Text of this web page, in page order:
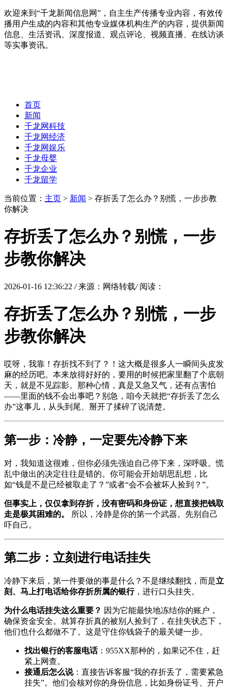
欢迎来到“千龙新闻信息网”，自主生产传播专业内容，有效传
播用户生成的内容和其他专业媒体机构生产的内容，提供新闻
信息、生活资讯、深度报道、观点评论、视频直播、在线访谈
等实事资讯。
首页
新闻
千龙网科技
千龙网经济
千龙网娱乐
千龙母婴
千龙企业
千龙留学
当前位置： 主页 > 新闻 > 存折丢了怎么办？别慌，一步步教
你解决
存折丢了怎么办？别慌，一步
步教你解决
2026-01-16 12:36:22 / 来源：网络转载/ 阅读：
存折丢了怎么办？别慌，一步
步教你解决
哎呀，我靠！存折找不到了？！这大概是很多人一瞬间头皮发
麻的经历吧。本来放得好好的，要用的时候把家里翻了个底朝
天，就是不见踪影。那种心情，真是又急又气，还有点害怕
——里面的钱不会出事吧？别急，咱今天就把“存折丢了怎么
办”这事儿，从头到尾、掰开了揉碎了说清楚。
第一步：冷静，一定要先冷静下来
对，我知道这很难，但你必须先强迫自己停下来，深呼吸。慌
乱中做出的决定往往是错的。你可能会开始胡思乱想，比
如“钱是不是已经被取走了？”或者“会不会被坏人捡到？”。
但事实上，仅仅拿到存折，没有密码和身份证，想直接把钱取
走是极其困难的。
所以，冷静是你的第一个武器。先别自己
吓自己。
第二步：立刻进行电话挂失
冷静下来后，第一件要做的事是什么？不是继续翻找，而是立
刻、马上打电话给你存折所属的银行，进行口头挂失。
为什么电话挂失这么重要？ 因为它能最快地冻结你的账户，
确保资金安全。就算存折真的被别人捡到了，在挂失状态下，
他们也什么都做不了。这是守住你钱袋子的最关键一步。
找出银行的客服电话：955XX那种的，如果记不住，赶
紧上网查。
接通后怎么说：直接告诉客服“我的存折丢了，需要紧急
挂失”。他们会核对你的身份信息，比如身份证号、开户